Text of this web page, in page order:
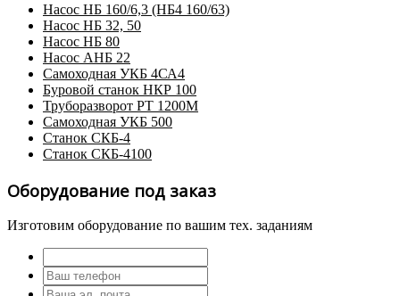
Насос НБ 160/6,3 (НБ4 160/63)
Насос НБ 32, 50
Насос НБ 80
Насос АНБ 22
Самоходная УКБ 4СА4
Буровой станок НКР 100
Труборазворот РТ 1200М
Самоходная УКБ 500
Станок СКБ-4
Станок СКБ-4100
Оборудование под заказ
Изготовим оборудование по вашим тех. заданиям